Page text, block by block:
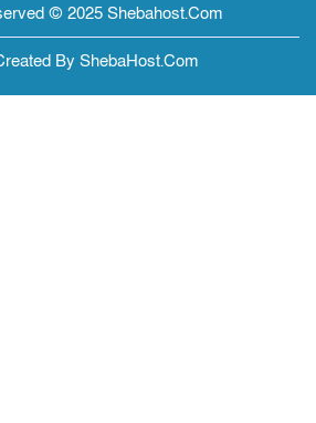
© 2025 Shebahost.Com
By ShebaHost.Com